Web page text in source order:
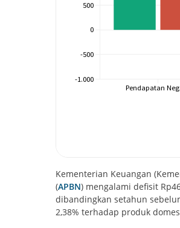
Kementerian Keuangan
(APBN) mengalami defisit
dibandingkan setahun
2,38% terhadap produk